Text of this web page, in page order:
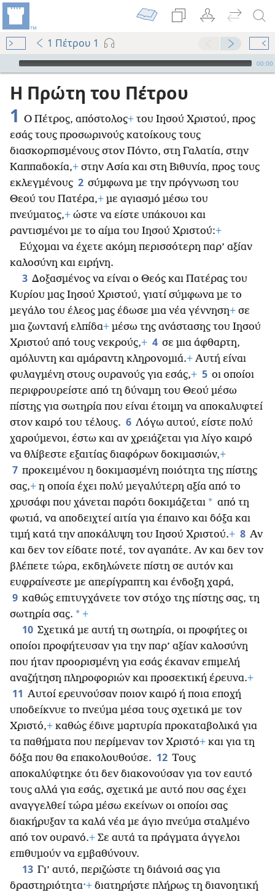
1 Πέτρου 1
Audio Player
00:00
Η Πρώτη του Πέτρου
1 Ο Πέτρος, απόστολος+ του Ιησού Χριστού, προς
εσάς τους προσωρινούς κατοίκους τους
διασκορπισμένους στον Πόντο, στη Γαλατία, στην
Καππαδοκία,+ στην Ασία και στη Βιθυνία, προς τους
εκλεγμένους 2 σύμφωνα με την πρόγνωση του
Θεού του Πατέρα,+ με αγιασμό μέσω του
πνεύματος,+ ώστε να είστε υπάκουοι και
ραντισμένοι με το αίμα του Ιησού Χριστού:+
Εύχομαι να έχετε ακόμη περισσότερη παρ’ αξίαν
καλοσύνη και ειρήνη.
3 Δοξασμένος να είναι ο Θεός και Πατέρας του
Κυρίου μας Ιησού Χριστού, γιατί σύμφωνα με το
μεγάλο του έλεος μας έδωσε μια νέα γέννηση+ σε
μια ζωντανή ελπίδα+ μέσω της ανάστασης του Ιησού
Χριστού από τους νεκρούς,+ 4 σε μια άφθαρτη,
αμόλυντη και αμάραντη κληρονομιά.+ Αυτή είναι
φυλαγμένη στους ουρανούς για εσάς,+ 5 οι οποίοι
περιφρουρείστε από τη δύναμη του Θεού μέσω
πίστης για σωτηρία που είναι έτοιμη να αποκαλυφτεί
στον καιρό του τέλους. 6 Λόγω αυτού, είστε πολύ
χαρούμενοι, έστω και αν χρειάζεται για λίγο καιρό
να θλίβεστε εξαιτίας διαφόρων δοκιμασιών,+
7 προκειμένου η δοκιμασμένη ποιότητα της πίστης
σας,+ η οποία έχει πολύ μεγαλύτερη αξία από το
χρυσάφι που χάνεται παρότι δοκιμάζεται * από τη
φωτιά, να αποδειχτεί αιτία για έπαινο και δόξα και
τιμή κατά την αποκάλυψη του Ιησού Χριστού.+ 8 Αν
και δεν τον είδατε ποτέ, τον αγαπάτε. Αν και δεν τον
βλέπετε τώρα, εκδηλώνετε πίστη σε αυτόν και
ευφραίνεστε με απερίγραπτη και ένδοξη χαρά,
9 καθώς επιτυγχάνετε τον στόχο της πίστης σας, τη
σωτηρία σας. * +
10 Σχετικά με αυτή τη σωτηρία, οι προφήτες οι
οποίοι προφήτευσαν για την παρ’ αξίαν καλοσύνη
που ήταν προορισμένη για εσάς έκαναν επιμελή
αναζήτηση πληροφοριών και προσεκτική έρευνα.+
11 Αυτοί ερευνούσαν ποιον καιρό ή ποια εποχή
υποδείκνυε το πνεύμα μέσα τους σχετικά με τον
Χριστό,+ καθώς έδινε μαρτυρία προκαταβολικά για
τα παθήματα που περίμεναν τον Χριστό+ και για τη
δόξα που θα επακολουθούσε. 12 Τους
αποκαλύφτηκε ότι δεν διακονούσαν για τον εαυτό
τους αλλά για εσάς, σχετικά με αυτό που σας έχει
αναγγελθεί τώρα μέσω εκείνων οι οποίοι σας
διακήρυξαν τα καλά νέα με άγιο πνεύμα σταλμένο
από τον ουρανό.+ Σε αυτά τα πράγματα άγγελοι
επιθυμούν να εμβαθύνουν.
13 Γι’ αυτό, περιζώστε τη διάνοιά σας για
δραστηριότητα·+ διατηρήστε πλήρως τη διανοητική